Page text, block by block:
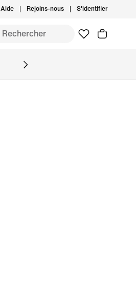
Aide Rejoins-nous S'identifier